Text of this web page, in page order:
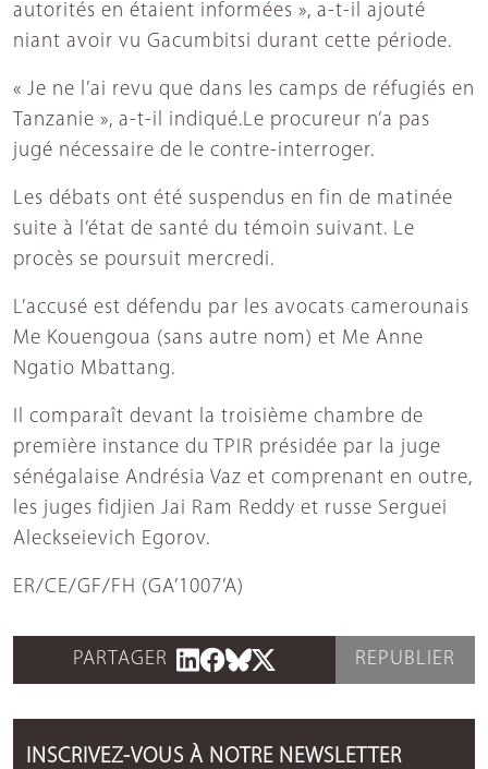
autorités en étaient informées », a-t-il ajouté
niant avoir vu Gacumbitsi durant cette période.
« Je ne l’ai revu que dans les camps de réfugiés en
Tanzanie », a-t-il indiqué.Le procureur n’a pas
jugé nécessaire de le contre-interroger.
Les débats ont été suspendus en fin de matinée
suite à l’état de santé du témoin suivant. Le
procès se poursuit mercredi.
L’accusé est défendu par les avocats camerounais
Me Kouengoua (sans autre nom) et Me Anne
Ngatio Mbattang.
Il comparaît devant la troisième chambre de
première instance du TPIR présidée par la juge
sénégalaise Andrésia Vaz et comprenant en outre,
les juges fidjien Jai Ram Reddy et russe Serguei
Aleckseievich Egorov.
ER/CE/GF/FH (GA’1007’A)
PARTAGER REPUBLIER
INSCRIVEZ-VOUS À NOTRE NEWSLETTER